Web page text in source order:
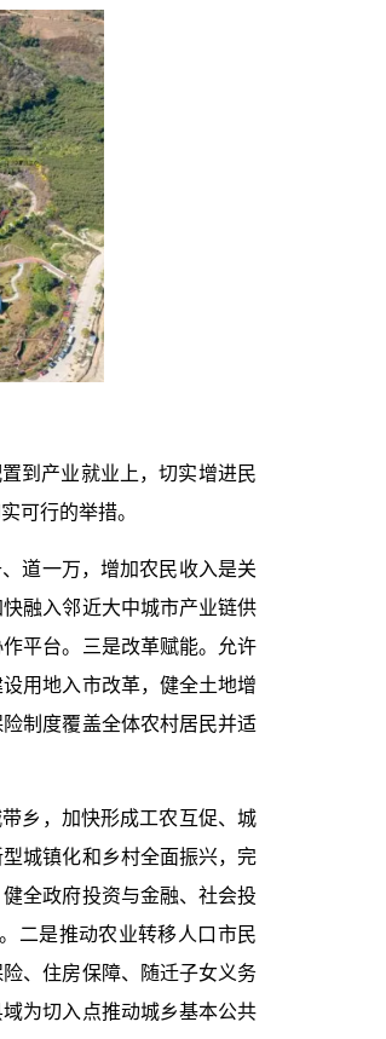
到产业就业上，切实增进民
可行的举措。
道一万，增加农民收入是关
融入邻近大中城市产业链供
平台。三是改革赋能。允许
用地入市改革，健全土地增
制度覆盖全体农村居民并适
乡，加快形成工农互促、城
城镇化和乡村全面振兴，完
全政府投资与金融、社会投
二是推动农业转移人口市民
、住房保障、随迁子女义务
为切入点推动城乡基本公共